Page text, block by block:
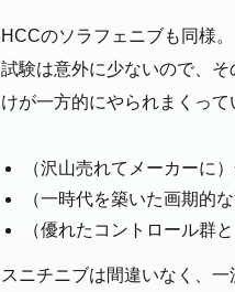
HCCのソラフェニブも同様
試験は意外に少ないので、
けが一方的にやられまくっ
（沢山売れてメーカーに
（一時代を築いた画期的
（優れたコントロール群
スニチニブは間違いなく、